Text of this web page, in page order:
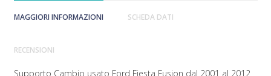
MAGGIORI INFORMAZIONI SCHEDA DATI
RECENSIONI
Supporto Cambio usato Ford Fiesta Fusion dal 2001 al 2012